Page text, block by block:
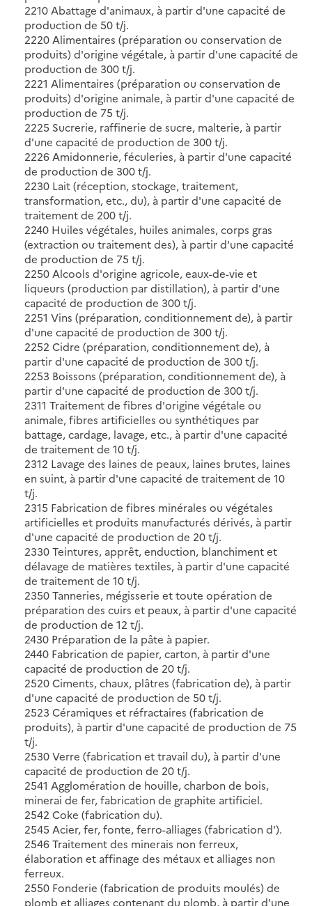
2210 Abattage d'animaux, à partir d'une capacité de
production de 50 t/j.
2220 Alimentaires (préparation ou conservation de
produits) d'origine végétale, à partir d'une capacité de
production de 300 t/j.
2221 Alimentaires (préparation ou conservation de
produits) d'origine animale, à partir d'une capacité de
production de 75 t/j.
2225 Sucrerie, raffinerie de sucre, malterie, à partir
d'une capacité de production de 300 t/j.
2226 Amidonnerie, féculeries, à partir d'une capacité
de production de 300 t/j.
2230 Lait (réception, stockage, traitement,
transformation, etc., du), à partir d'une capacité de
traitement de 200 t/j.
2240 Huiles végétales, huiles animales, corps gras
(extraction ou traitement des), à partir d'une capacité
de production de 75 t/j.
2250 Alcools d'origine agricole, eaux-de-vie et
liqueurs (production par distillation), à partir d'une
capacité de production de 300 t/j.
2251 Vins (préparation, conditionnement de), à partir
d'une capacité de production de 300 t/j.
2252 Cidre (préparation, conditionnement de), à
partir d'une capacité de production de 300 t/j.
2253 Boissons (préparation, conditionnement de), à
partir d'une capacité de production de 300 t/j.
2311 Traitement de fibres d'origine végétale ou
animale, fibres artificielles ou synthétiques par
battage, cardage, lavage, etc., à partir d'une capacité
de traitement de 10 t/j.
2312 Lavage des laines de peaux, laines brutes, laines
en suint, à partir d'une capacité de traitement de 10
t/j.
2315 Fabrication de fibres minérales ou végétales
artificielles et produits manufacturés dérivés, à partir
d'une capacité de production de 20 t/j.
2330 Teintures, apprêt, enduction, blanchiment et
délavage de matières textiles, à partir d'une capacité
de traitement de 10 t/j.
2350 Tanneries, mégisserie et toute opération de
préparation des cuirs et peaux, à partir d'une capacité
de production de 12 t/j.
2430 Préparation de la pâte à papier.
2440 Fabrication de papier, carton, à partir d'une
capacité de production de 20 t/j.
2520 Ciments, chaux, plâtres (fabrication de), à partir
d'une capacité de production de 50 t/j.
2523 Céramiques et réfractaires (fabrication de
produits), à partir d'une capacité de production de 75
t/j.
2530 Verre (fabrication et travail du), à partir d'une
capacité de production de 20 t/j.
2541 Agglomération de houille, charbon de bois,
minerai de fer, fabrication de graphite artificiel.
2542 Coke (fabrication du).
2545 Acier, fer, fonte, ferro-alliages (fabrication d').
2546 Traitement des minerais non ferreux,
élaboration et affinage des métaux et alliages non
ferreux.
2550 Fonderie (fabrication de produits moulés) de
plomb et alliages contenant du plomb, à partir d'une